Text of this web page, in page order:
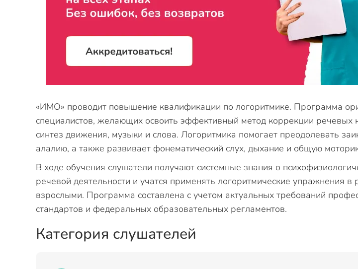
«ИМО» проводит повышение квалификации по логоритмике. Программа
специалистов, желающих освоить эффективный метод коррекции речевых
синтез движения, музыки и слова. Логоритмика помогает преодолевать
алалию, а также развивает фонематический слух, дыхание и общую
В ходе обучения слушатели получают системные знания о
речевой деятельности и учатся применять логоритмические упражнения в
взрослыми. Программа составлена с учетом актуальных требований
стандартов и федеральных образовательных регламентов.
Категория слушателей